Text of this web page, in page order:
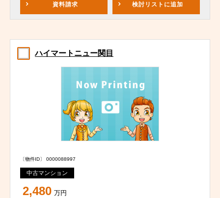
資料請求 検討リスト に追加
ハイマートニュー関目
〔物件ID〕 0000088997
中古マンション
2,480 万円